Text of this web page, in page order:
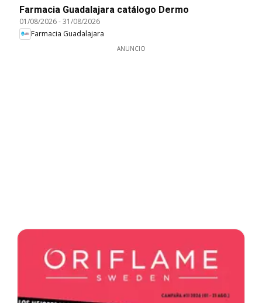
Farmacia Guadalajara catálogo Dermo
01/08/2026-31/08/2026
Farmacia Guadalajara
ANUNCIO